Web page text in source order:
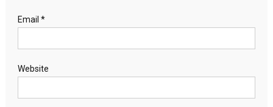
Email *
Website